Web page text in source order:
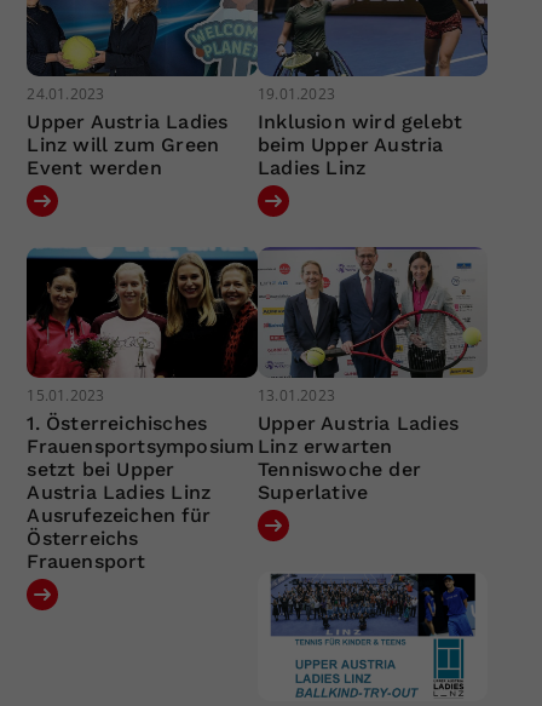
24.01.2023
Upper Austria Ladies
Linz will zum Green
Event werden
19.01.2023
Inklusion wird gelebt
beim Upper Austria
Ladies Linz
15.01.2023
1. Österreichisches
Frauensportsymposium
setzt bei Upper
Austria Ladies Linz
Ausrufezeichen für
Österreichs
Frauensport
13.01.2023
Upper Austria Ladies
Linz erwarten
Tenniswoche der
Superlative